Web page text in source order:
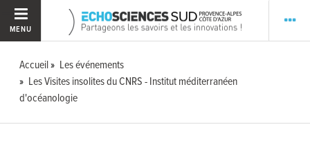
MENU
Accueil
Les événements
Les Visites insolites du CNRS - Institut méditerranéen
d'océanologie